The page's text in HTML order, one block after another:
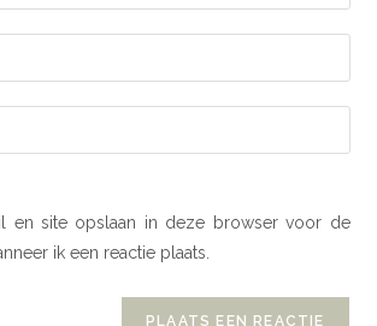
en site opslaan in deze browser voor de
ik een reactie plaats.